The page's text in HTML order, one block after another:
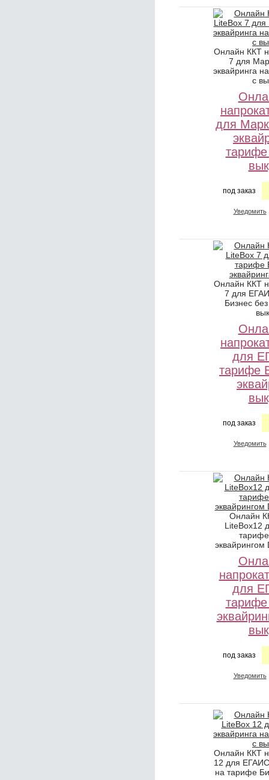
Онлайн ККТ
7 для
эквайринга
с
для
тарифе
под заказ
Уведомить
Онлайн ККТ
7 для
Бизнес
для
тарифе
под заказ
Уведомить
Онлайн
LiteBox12
эквайрингом
для
тарифе
под заказ
Уведомить
Онлайн ККТ
12 для ЕГАИС
на тарифе